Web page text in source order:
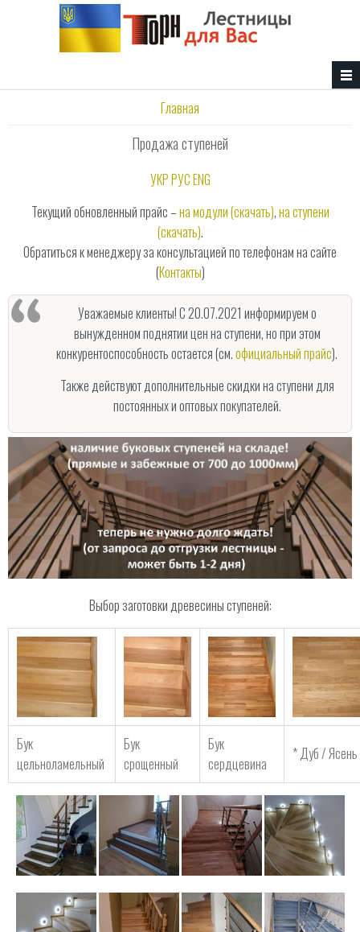
Перейти к основному содержанию
Главная
Продажа ступеней
УКРРУСENG
Текущий обновленный прайс –на модули (скачать),на ступени
(скачать).
Обратиться к менеджеру за консультацией по телефонам на сайте
(Контакты)
Уважаемые клиенты! С 20.07.2021 информируем о
вынужденном поднятии цен на ступени, но при этом
конкурентоспособность остается (см.официальный прайс).
Также действуют дополнительные скидки на ступени для
постоянных и оптовых покупателей.
Выбор заготовки древесины ступеней:
Бук
цельноламельный
Бук
срощенный
Бук
сердцевина
* Дуб / Ясень